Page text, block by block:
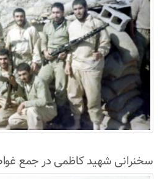
سخنرانی شهید کاظمی در جمع غواصان